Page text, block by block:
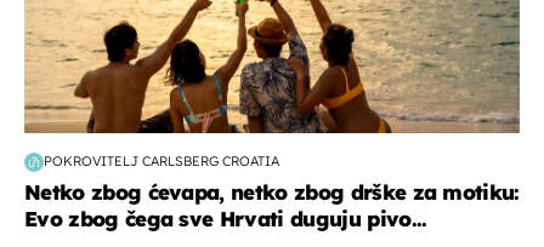
POKROVITELJ CARLSBERG CROATIA
Netko zbog ćevapa, netko zbog drške za motiku:
Evo zbog čega sve Hrvati duguju pivo...